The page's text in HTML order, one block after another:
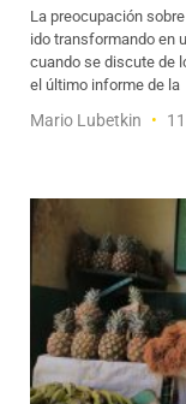
La preocupación
ido transformando en
cuando se discute de
el último informe de la
Mario Lubetkin